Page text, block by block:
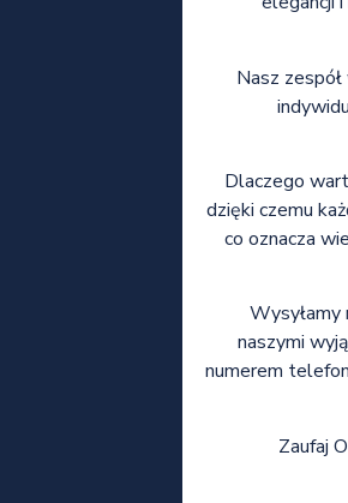
Nasz
Dlaczego
dzięki czemu
co oznacza
Wysyłamy
naszymi
numerem
Zaufaj